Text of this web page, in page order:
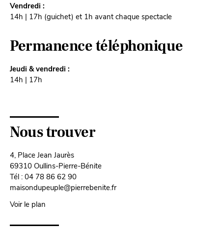
Vendredi :
14h | 17h (guichet) et 1h avant chaque spectacle
Permanence téléphonique
Jeudi & vendredi :
14h | 17h
Nous trouver
4, Place Jean Jaurès
69310 Oullins-Pierre-Bénite
Tél : 04 78 86 62 90
maisondupeuple@pierrebenite.fr
Voir le plan